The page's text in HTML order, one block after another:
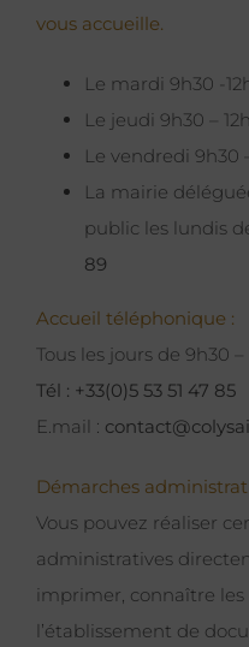
vous accueille.
Le mardi 9h30 -
Le jeudi 9h30 –
Le vendredi 9h30
La mairie
public les lundis
89
Accueil téléphonique :
Tous les jours de 9h30 –
Tél : +33(0)5 53 51 47 85
E.mail :
Démarches
Vous pouvez réaliser
administratives
imprimer, connaître les
l’établissement de